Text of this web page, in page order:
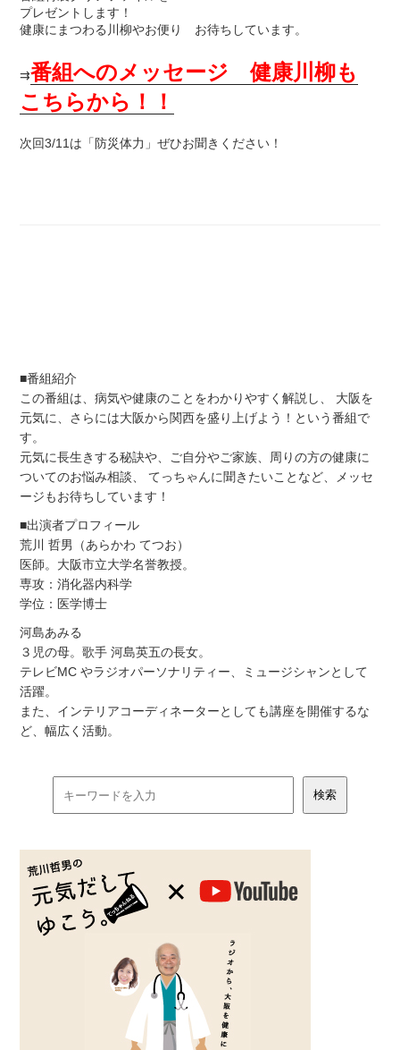
プレゼントします！
健康にまつわる川柳やお便り お待ちしています。
⇉番組へのメッセージ 健康川柳も
こちらから！！
次回3/11は「防災体力」ぜひお聞きください！
■番組紹介
この番組は、病気や健康のことをわかりやすく解説し、 大阪を
元気に、さらには大阪から関西を盛り上げよう！という番組で
す。
元気に長生きする秘訣や、ご自分やご家族、周りの方の健康に
ついてのお悩み相談、 てっちゃんに聞きたいことなど、メッセ
ージもお待ちしています！
■出演者プロフィール
荒川 哲男（あらかわ てつお）
医師。大阪市立大学名誉教授。
専攻：消化器内科学
学位：医学博士
河島あみる
３児の母。歌手 河島英五の長女。
テレビMC やラジオパーソナリティー、ミュージシャンとして
活躍。
また、インテリアコーディネーターとしても講座を開催するな
ど、幅広く活動。